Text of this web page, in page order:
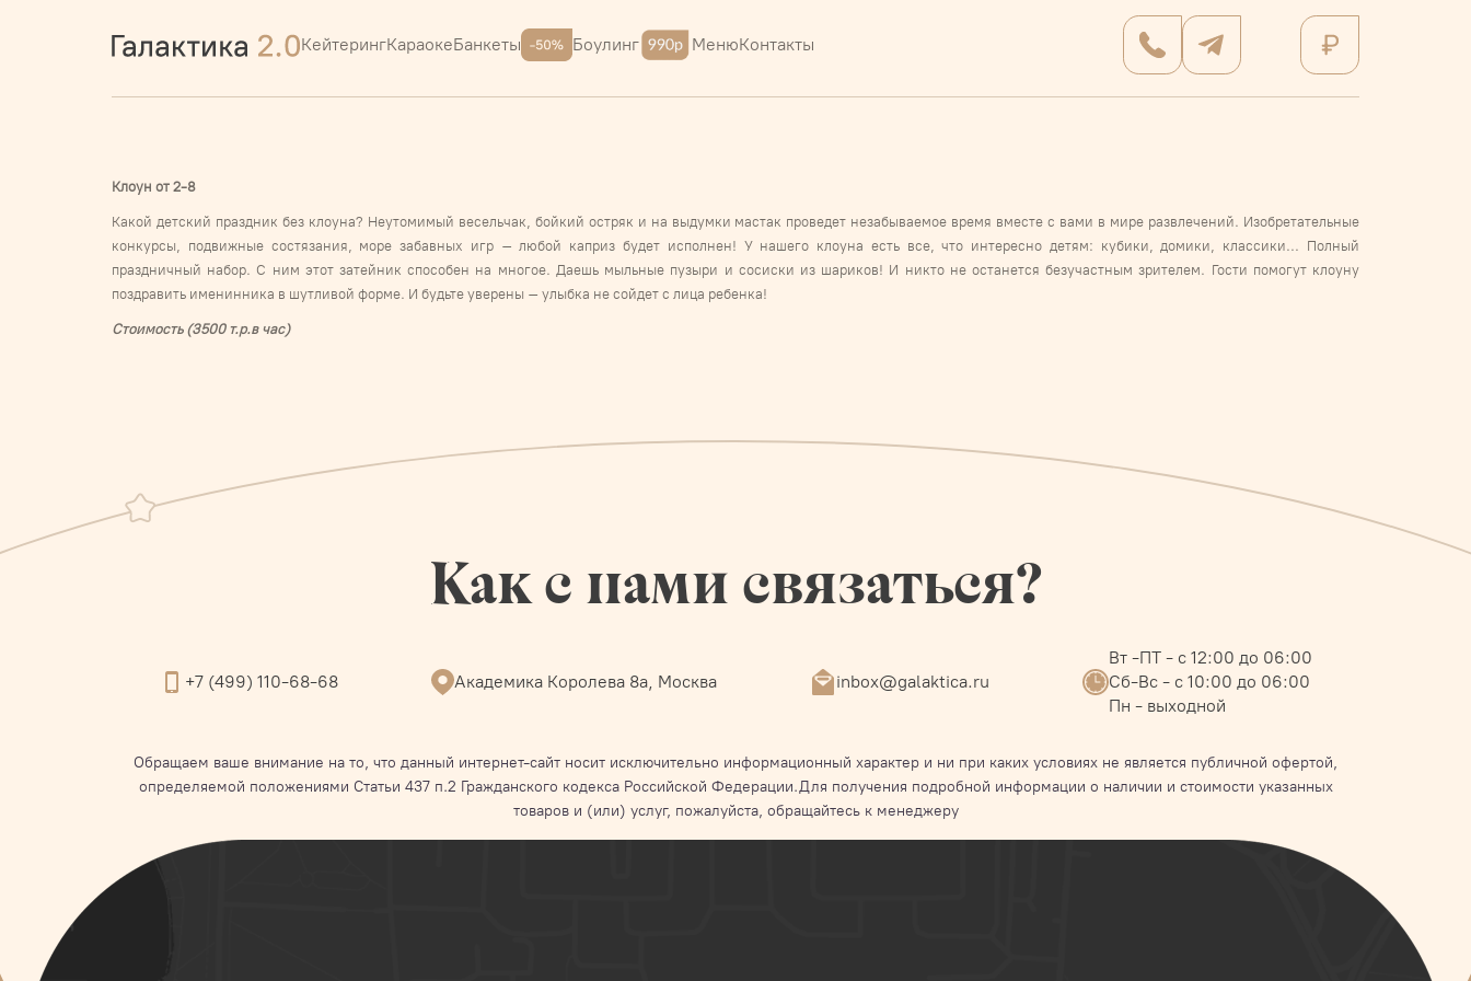
КейтерингКараокеБанкеты Боулинг МенюКонтакты
Клоун от 2-8
Какой детский праздник без клоуна? Неутомимый весельчак, бойкий остряк и на выдумки мастак проведет незабываемое время вместе с вами в мире развлечений. Изобретательные
конкурсы, подвижные состязания, море забавных игр – любой каприз будет исполнен! У нашего клоуна есть все, что интересно детям: кубики, домики, классики... Полный
праздничный набор. С ним этот затейник способен на многое. Даешь мыльные пузыри и сосиски из шариков! И никто не останется безучастным зрителем. Гости помогут клоуну
поздравить именинника в шутливой форме. И будьте уверены – улыбка не сойдет с лица ребенка!
Cтоимость (3500 т.р.в час)
Как с нами связаться?
+7 (499) 110-68-68 Академика Королева 8а, Москва inbox@galaktica.ru
Вт -ПТ - с 12:00 до 06:00
Сб-Вс - с 10:00 до 06:00
Пн - выходной
Обращаем ваше внимание на то, что данный интернет-сайт носит исключительно информационный характер и ни при каких условиях не является публичной офертой,
определяемой положениями Статьи 437 п.2 Гражданского кодекса Российской Федерации.Для получения подробной информации о наличии и стоимости указанных
товаров и (или) услуг, пожалуйста, обращайтесь к менеджеру